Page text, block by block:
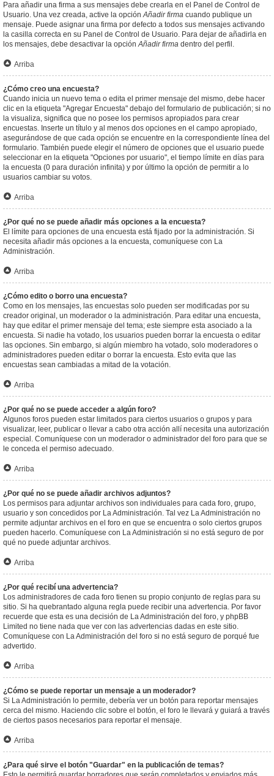
Para añadir una firma a sus mensajes debe crearla en el Panel de Control de
Usuario. Una vez creada, active la opciónAñadir firma cuando publique un
mensaje. Puede asignar una firma por defecto a todos sus mensajes activando
la casilla correcta en su Panel de Control de Usuario. Para dejar de añadirla en
los mensajes, debe desactivar la opciónAñadir firma dentro del perfil.
Arriba
¿Cómo creo una encuesta?
Cuando inicia un nuevo tema o edita el primer mensaje del mismo, debe hacer
clic en la etiqueta "Agregar Encuesta" debajo del formulario de publicación; si no
la visualiza, significa que no posee los permisos apropiados para crear
encuestas. Inserte un título y al menos dos opciones en el campo apropiado,
asegurándose de que cada opción se encuentre en la correspondiente línea del
formulario. También puede elegir el número de opciones que el usuario puede
seleccionar en la etiqueta "Opciones por usuario", el tiempo límite en días para
la encuesta (0 para duración infinita) y por último la opción de permitir a lo
usuarios cambiar su votos.
Arriba
¿Por qué no se puede añadir más opciones a la encuesta?
El límite para opciones de una encuesta está fijado por la administración. Si
necesita añadir más opciones a la encuesta, comuníquese con La
Administración.
Arriba
¿Cómo edito o borro una encuesta?
Como en los mensajes, las encuestas solo pueden ser modificadas por su
creador original, un moderador o la administración. Para editar una encuesta,
hay que editar el primer mensaje del tema; este siempre esta asociado a la
encuesta. Si nadie ha votado, los usuarios pueden borrar la encuesta o editar
las opciones. Sin embargo, si algún miembro ha votado, solo moderadores o
administradores pueden editar o borrar la encuesta. Esto evita que las
encuestas sean cambiadas a mitad de la votación.
Arriba
¿Por qué no se puede acceder a algún foro?
Algunos foros pueden estar limitados para ciertos usuarios o grupos y para
visualizar, leer, publicar o llevar a cabo otra acción allí necesita una autorización
especial. Comuníquese con un moderador o administrador del foro para que se
le conceda el permiso adecuado.
Arriba
¿Por qué no se puede añadir archivos adjuntos?
Los permisos para adjuntar archivos son individuales para cada foro, grupo,
usuario y son concedidos por La Administración. Tal vez La Administración no
permite adjuntar archivos en el foro en que se encuentra o solo ciertos grupos
pueden hacerlo. Comuníquese con La Administración si no está seguro de por
qué no puede adjuntar archivos.
Arriba
¿Por qué recibí una advertencia?
Los administradores de cada foro tienen su propio conjunto de reglas para su
sitio. Si ha quebrantado alguna regla puede recibir una advertencia. Por favor
recuerde que esta es una decisión de La Administración del foro, y phpBB
Limited no tiene nada que ver con las advertencias dadas en este sitio.
Comuníquese con La Administración del foro si no está seguro de porqué fue
advertido.
Arriba
¿Cómo se puede reportar un mensaje a un moderador?
Si La Administración lo permite, debería ver un botón para reportar mensajes
cerca del mismo. Haciendo clic sobre el botón, el foro le llevará y guiará a través
de ciertos pasos necesarios para reportar el mensaje.
Arriba
¿Para qué sirve el botón "Guardar" en la publicación de temas?